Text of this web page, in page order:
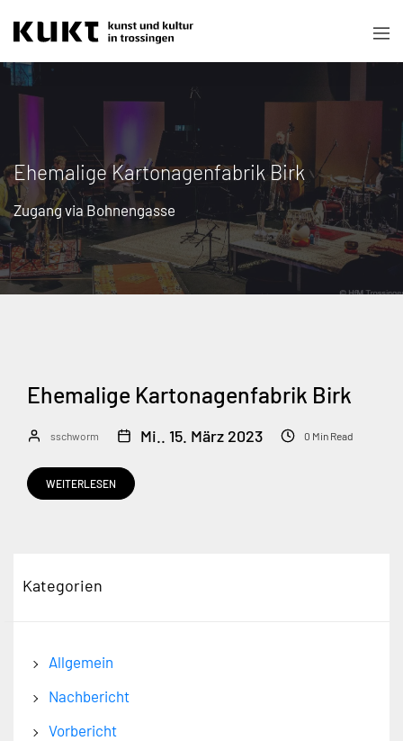
Ehemalige Kartonagenfabrik Birk
Zugang via Bohnengasse
Ehemalige Kartonagenfabrik Birk
sschworm Mi.. 15. März 2023 0 Min Read
WEITERLESEN
Kategorien
Allgemein
Nachbericht
Vorbericht